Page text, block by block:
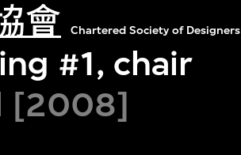
會 Chartered Society of Designers
#1, chair
[2008]